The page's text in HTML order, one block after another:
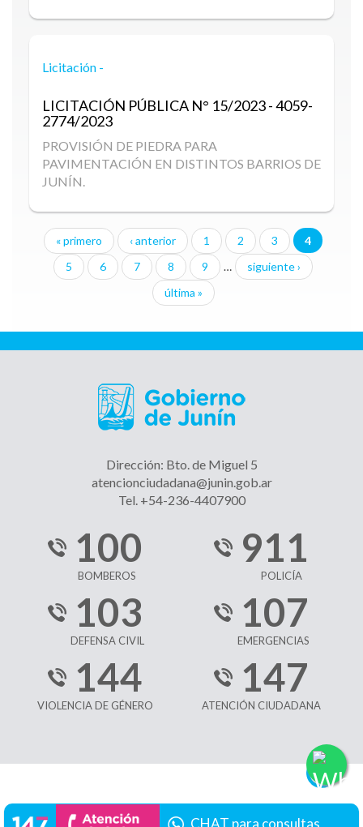
Licitación -
LICITACIÓN PÚBLICAN° 15/2023 - 4059-
2774/2023
PROVISIÓN DE PIEDRA PARA
PAVIMENTACIÓN EN DISTINTOS BARRIOS DE
JUNÍN.
Páginas
« primero ‹ anterior 1 2 3
4
5
6 7 8 9 …
siguiente ›
última »
Dirección: Bto. de Miguel 5
atencionciudadana@junin.gob.ar
Tel. +54-236-4407900
100
BOMBEROS
911
POLICÍA
103
DEFENSA CIVIL
107
EMERGENCIAS
144
VIOLENCIA DE GÉNERO
147
ATENCIÓN CIUDADANA